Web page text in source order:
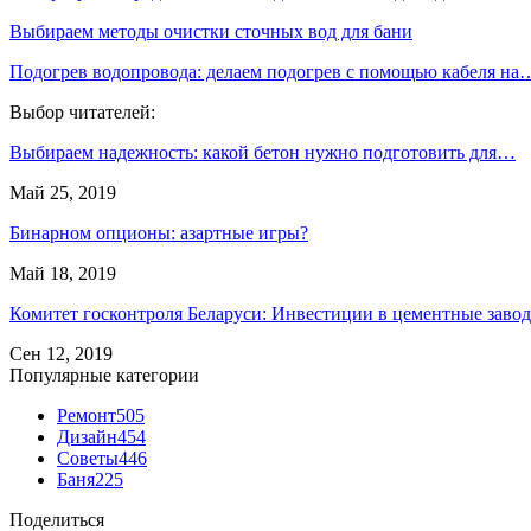
Выбираем методы очистки сточных вод для бани
Подогрев водопровода: делаем подогрев с помощью кабеля
Выбор читателей:
Выбираем надежность: какой бетон нужно подготовить для…
Май 25, 2019
Бинарном опционы: азартные игры?
Май 18, 2019
Комитет госконтроля Беларуси: Инвестиции в цементные
Сен 12, 2019
Популярные категории
Ремонт505
Дизайн454
Советы446
Баня225
Поделиться